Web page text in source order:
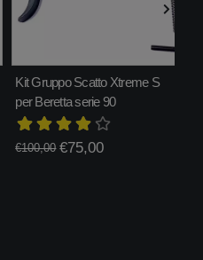
Kit Gruppo Scatto Xtreme S
per Beretta serie 90
€75,00
€100,00